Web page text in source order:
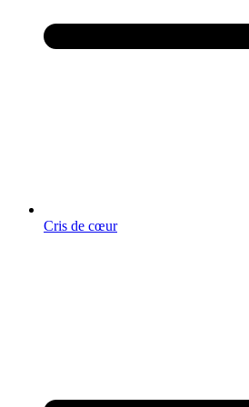
Cris de cœur